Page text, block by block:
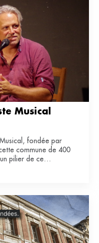
Musical
fondée par
commune de 400
pilier de ce